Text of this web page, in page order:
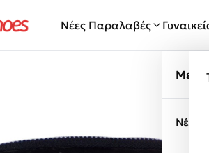
Νέες Παραλαβές
Νέες